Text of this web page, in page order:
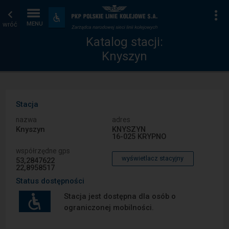
wróć MENU
Dostępność
i
udogodnienia
Katalog
stacji
Strona
główna
Katalog stacji:
Knyszyn
Stacja
nazwa
Knyszyn
adres
KNYSZYN
16-025 KRYPNO
współrzędne gps
53,2847622
22,8958517
wyświetlacz stacyjny
Status dostępności
Stacja jest dostępna dla osób o
ograniczonej mobilności.